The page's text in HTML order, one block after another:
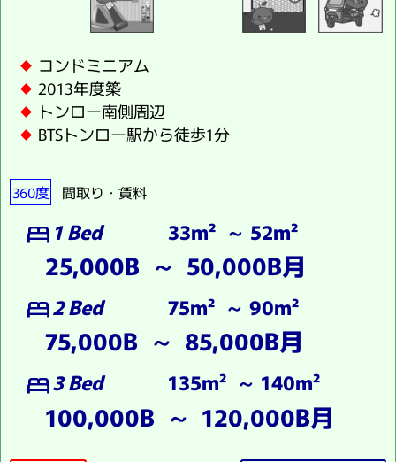
コンドミニアム
2013年度築
トンロー南側周辺
BTSトンロー駅から徒歩1分
360度 間取り・賃料
bed 1 Bed 33m² ～ 52m²
25,000B ～ 50,000B月
bed2 Bed 75m² ～ 90m²
75,000B ～ 85,000B月
bed3 Bed 135m² ～ 140m²
100,000B ～ 120,000B月